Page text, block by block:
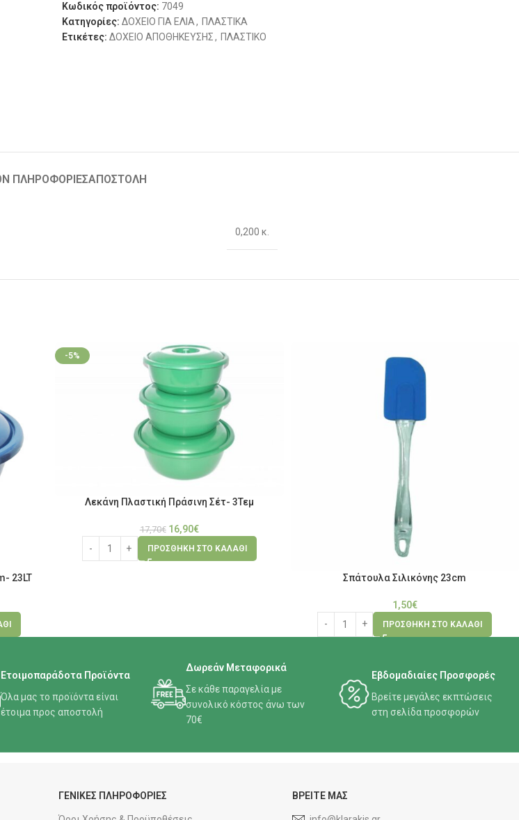
Κωδικός προϊόντος: 7049
Κατηγορίες: ΔΟΧΕΙΟ ΓΙΑ ΕΛΙΑ, ΠΛΑΣΤΙΚΑ
Ετικέτες: ΔΟΧΕΙΟ ΑΠΟΘΗΚΕΥΣΗΣ, ΠΛΑΣΤΙΚΟ
ΠΛΗΡΟΦΟΡΊΕΣΑΠΟΣΤΟΛΗ
0,200 κ.
23LT
-5%
Λεκάνη Πλαστική Πράσινη Σέτ- 3Τεμ
17,70€ 16,90€
ΠΡΟΣΘΉΚΗ ΣΤΟ ΚΑΛΆΘΙ
Σπάτουλα Σιλικόνης 23cm
1,50€
ΠΡΟΣΘΉΚΗ ΣΤΟ ΚΑΛΆΘΙ
Ετοιμοπαράδοτα Προϊόντα
Όλα μας το προϊόντα είναι
έτοιμα προς αποστολή
Δωρεάν Μεταφορικά
Σε κάθε παραγελία με
συνολικό κόστος άνω των
70€
Εβδομαδιαίες Προσφορές
Βρείτε μεγάλες εκπτώσεις
στη σελίδα προσφορών
ΓΕΝΙΚΕΣ ΠΛΗΡΟΦΟΡΙΕΣ ΒΡΕΙΤΕ ΜΑΣ